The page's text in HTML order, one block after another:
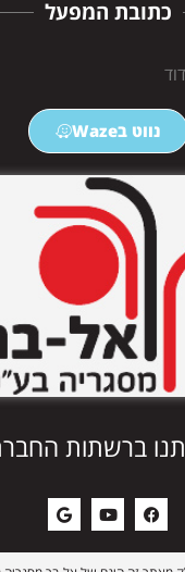
ברשתות
כתובת המפעל
נווט בWaze